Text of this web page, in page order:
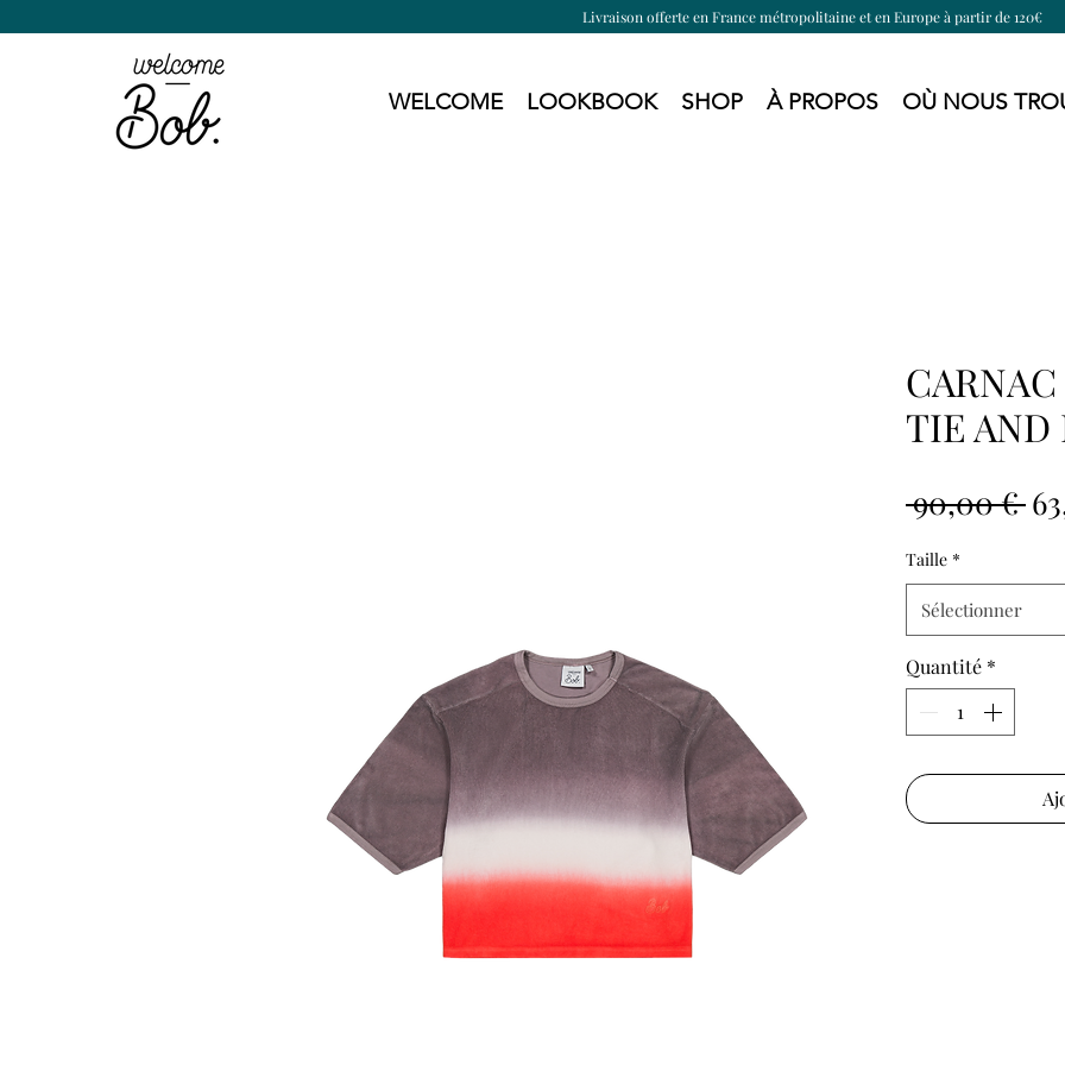
Livraison offerte en France métropolitaine et en Europe à partir de 120€
WELCOME LOOKBOOK SHOP À PROPOS OÙ NOUS
TIE AND
90,00 €
Taille *
Sélectionner
Quantité *